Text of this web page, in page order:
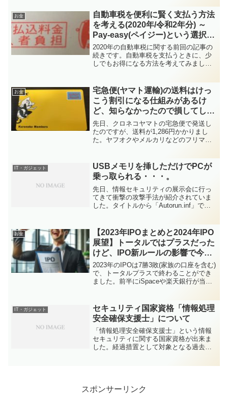
び方のコツ！～死亡保険の必要保障額と
は？自分に必要な死亡保...
お金
自動車税を便利に賢く支払う方法
を考える(2020年/令和2年分) ～
Pay-easy(ペイジー)という選択肢
②～
2020年の自動車税に関する前回の記事の
続きです。自動車税を支払うときに、少
しでもお得になる方法を考えてみまし
ったりと、色々と試してきましたが、今
回はPay-e...
お金
宅急便(ヤマト運輸)の送料はけっ
こう割引になる仕組みがあるけ
ど、知らなかったので損してしま
った話
先日、クロネコヤマトの宅急便で発送し
たのですが、送料が1,286円かかりまし
た。ヤフオクやメルカリなどのフリマは
漠然と「昔より送料が高くなったなー」
という感じだったので...
IT・ガジェット
USBメモリを挿しただけでPCが
乗っ取られる・・・。
先日、情報セキュリティの展示会に行っ
てきて衝撃の攻撃手法が紹介されていま
した。タイトルから「Autorun.inf」でし
と対策を検討いただければと思います
が、もはやUS...
お金
【2023年IPOまとめと2024年IPO
展望】トータルではプラスだった
けど、IPO新ルールの影響で今後
は不安 ～SMBC日興証券のIPO優
遇特典のため株式移管でステージ
アップへ～
2023年のIPOは7勝3敗(家族の口座を含む)
で、トータルプラスで終わることができ
ました。前半にiSpaceや楽天銀行が当選
注文の禁止、2023年10月からの...
IT・ガジェット
セキュリティ国家資格「情報処理
安全確保支援士」について
「情報処理安全確保支援士」という情報
セキュリティに関する国家資格が出来ま
した。経過措置として対象となる過去の
スポンサーリンク